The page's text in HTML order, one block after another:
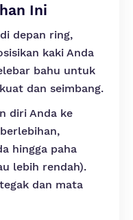
Ini
depan ring,
kaki Anda
bahu untuk
dan seimbang.
diri Anda ke
hingga paha
lebih rendah).
dan mata